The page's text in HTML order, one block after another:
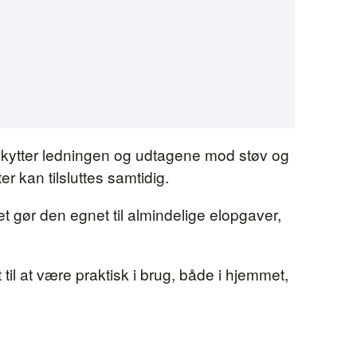
ledningen og udtagene mod støv og
kan tilsluttes samtidig.
gør den egnet til almindelige elopgaver,
at være praktisk i brug, både i hjemmet,